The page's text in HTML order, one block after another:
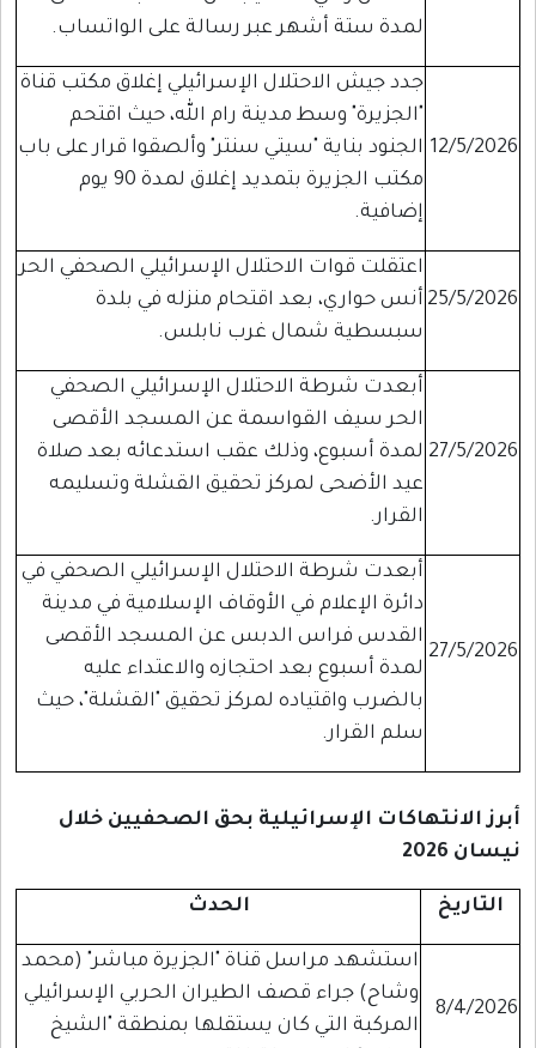
لمدة ستة أشهر عبر رسالة على الواتساب.
12/5/2026
جدد جيش الاحتلال الإسرائيلي إغلاق مكتب قناة
"الجزيرة" وسط مدينة رام الله، حيث اقتحم
الجنود بناية "سيتي سنتر" وألصقوا قرار على باب
مكتب الجزيرة بتمديد إغلاق لمدة 90 يوم
إضافية.
25/5/2026
اعتقلت قوات الاحتلال الإسرائيلي الصحفي الحر
أنس حواري، بعد اقتحام منزله في بلدة
سبسطية شمال غرب نابلس.
27/5/2026
أبعدت شرطة الاحتلال الإسرائيلي الصحفي
الحر سيف القواسمة عن المسجد الأقصى
لمدة أسبوع، وذلك عقب استدعائه بعد صلاة
عيد الأضحى لمركز تحقيق القشلة وتسليمه
القرار.
27/5/2026
أبعدت شرطة الاحتلال الإسرائيلي الصحفي في
دائرة الإعلام في الأوقاف الإسلامية في مدينة
القدس فراس الدبس عن المسجد الأقصى
لمدة أسبوع بعد احتجازه والاعتداء عليه
بالضرب واقتياده لمركز تحقيق "القشلة"، حيث
سلم القرار.
أبرز الانتهاكات الإسرائيلية بحق الصحفيين خلال
نيسان 2026
التاريخ الحدث
8/4/2026
استشهد مراسل قناة "الجزيرة مباشر" (محمد
وشاح) جراء قصف الطيران الحربي الإسرائيلي
المركبة التي كان يستقلها بمنطقة "الشيخ